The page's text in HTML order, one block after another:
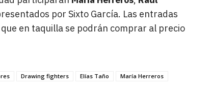
por Sixto García. Las entradas
en taquilla se podrán comprar al precio
Drawing fighters Elías Taño
María Herreros